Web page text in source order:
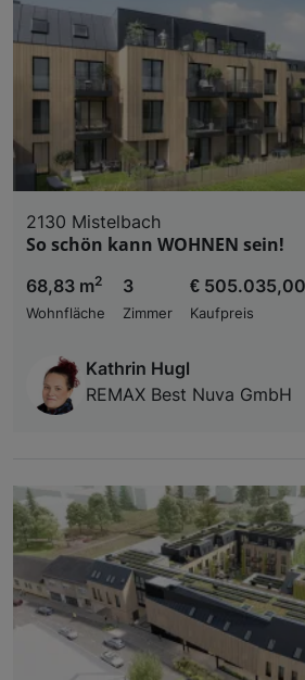
2130 Mistelbach
So schön kann WOHNEN sein!
68,83 m2
Wohnfläche
3
Zimmer
€ 505.035,00
Kaufpreis
Kathrin Hugl
REMAX Best Nuva GmbH